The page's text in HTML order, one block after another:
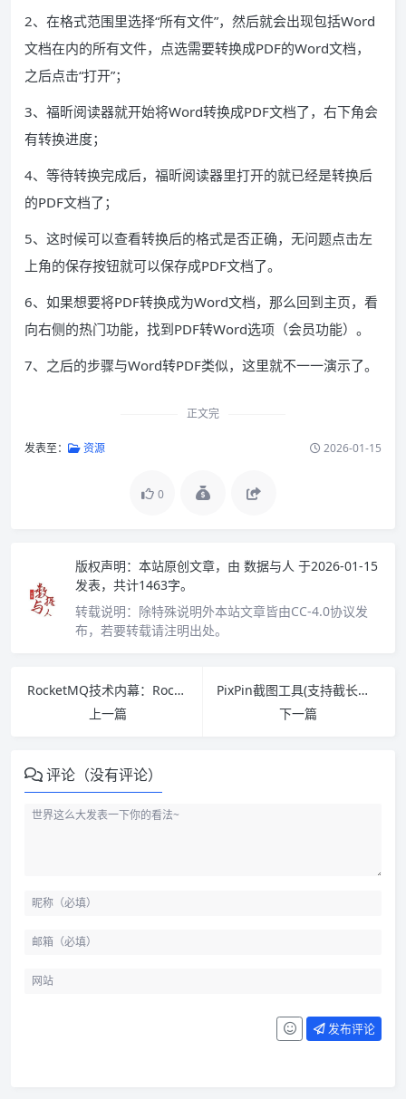
2、在格式范围里选择“所有文件”，然后就会出现包括Word
文档在内的所有文件，点选需要转换成PDF的Word文档，
之后点击“打开”；
3、福昕阅读器就开始将Word转换成PDF文档了，右下角会
有转换进度；
4、等待转换完成后，福昕阅读器里打开的就已经是转换后
的PDF文档了；
5、这时候可以查看转换后的格式是否正确，无问题点击左
上角的保存按钮就可以保存成PDF文档了。
6、如果想要将PDF转换成为Word文档，那么回到主页，看
向右侧的热门功能，找到PDF转Word选项（会员功能）。
7、之后的步骤与Word转PDF类似，这里就不一一演示了。
正文完
发表至： 资源 2026-01-15
0
版权声明： 本站原创文章，由 数据与人 于2026-01-15
发表，共计1463字。
转载说明： 除特殊说明外本站文章皆由CC-4.0协议发
布，若要转载请注明出处。
RocketMQ技术内幕：RocketMQ架构设计与实现原理 PDF下载
上一篇
PixPin截图工具(支持截长图截动图) 中文绿色版下载
下一篇
评论（没有评论）
发布评论